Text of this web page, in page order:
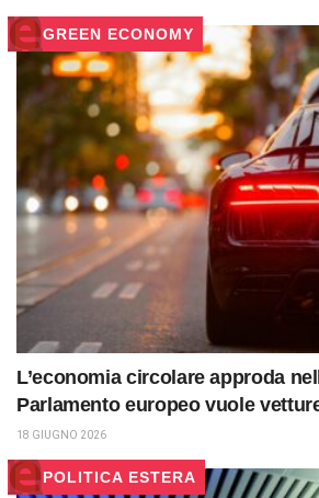
GREEN ECONOMY
L’economia circolare approda
Parlamento europeo vuole
18 GIUGNO 2026
POLITICA ESTERA